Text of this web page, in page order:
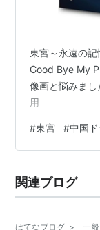
東宮～永遠の記
Good Bye My
像画と悩みま
用
#東宮 #中国
関連ブログ
はてなブログ > 一般